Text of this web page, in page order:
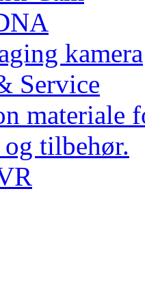
kamera
Service
materiale
tilbehør.